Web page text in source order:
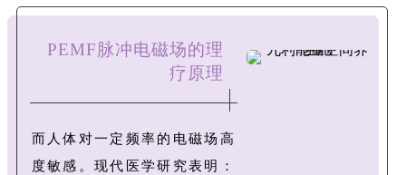
PEMF脉冲电磁场的理
疗原理
而人体对一定频率的电磁场高
度敏感。现代医学研究表明：